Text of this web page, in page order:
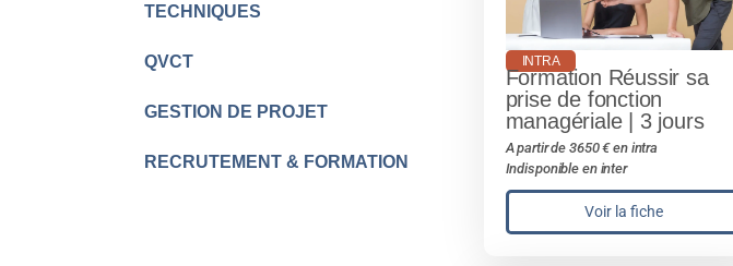
TECHNIQUES
QVCT
GESTION DE PROJET
RECRUTEMENT & FORMATION
INTRA
Formation Réussir sa
prise de fonction
managériale | 3 jours
A partir de 3650 € en intra
Indisponible en inter
Voir la fiche